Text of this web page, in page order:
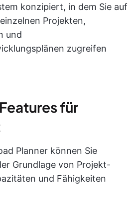
konzipiert, in dem Sie auf
Projekten,
und
zugreifen
für
Planner können Sie
Grundlage von Projekt-
und Fähigkeiten